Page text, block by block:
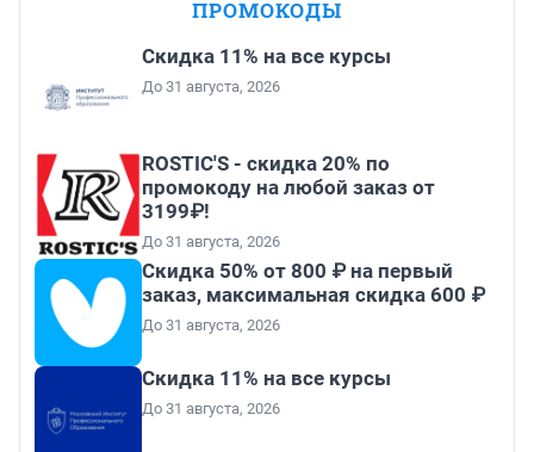
ПРОМОКОДЫ
Скидка 11% на все курсы
До 31 августа, 2026
ROSTIC'S - скидка 20% по
промокоду на любой заказ от
3199₽!
До 31 августа, 2026
Скидка 50% от 800 ₽ на первый
заказ, максимальная скидка 600 ₽
До 31 августа, 2026
Скидка 11% на все курсы
До 31 августа, 2026